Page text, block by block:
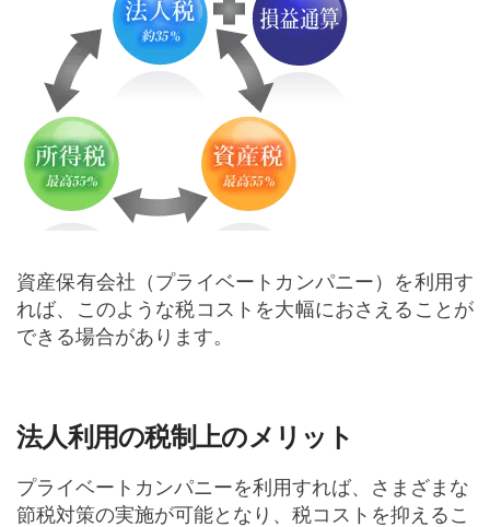
資産保有会社（プライベートカンパニー）を利用す
れば、このような税コストを大幅におさえることが
できる場合があります。
法人利用の税制上のメリット
プライベートカンパニーを利用すれば、さまざまな
節税対策の実施が可能となり、税コストを抑えるこ